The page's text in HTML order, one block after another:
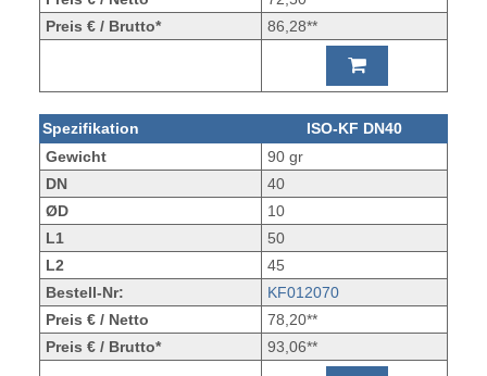
Preis € / Brutto*
86,28**
Spezifikation
ISO-KF DN40
Gewicht
90 gr
DN
40
ØD
10
L1
50
L2
45
Bestell-Nr:
KF012070
Preis € / Netto
78,20**
Preis € / Brutto*
93,06**